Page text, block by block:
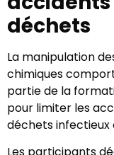
déchets
La manipulation
chimiques
partie de la
pour limiter les
déchets infectieux